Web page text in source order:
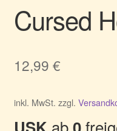
Cursed
12,99 €
inkl. MwSt. zzgl.
ab